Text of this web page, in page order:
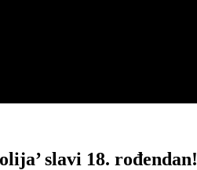
slavi 18. rođendan!​